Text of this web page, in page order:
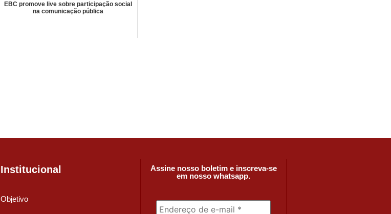
EBC promove live sobre participação social
na comunicação pública
Institucional
Objetivo
Assine nosso boletim e inscreva-se
em nosso whatsapp.